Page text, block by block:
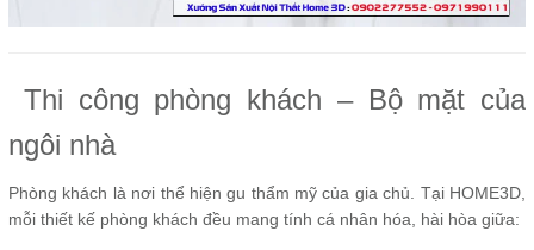
Thi công phòng khách – Bộ mặt của
ngôi nhà
Phòng khách là nơi thể hiện gu thẩm mỹ của gia chủ. Tại HOME3D,
mỗi thiết kế phòng khách đều mang tính cá nhân hóa, hài hòa giữa: